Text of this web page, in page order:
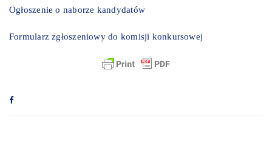
Ogłoszenie o naborze kandydatów
Formularz zgłoszeniowy do komisji konkursowej